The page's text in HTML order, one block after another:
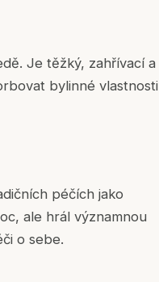
Je těžký, zahřívací a
bylinné vlastnosti
péčích jako
ale hrál významnou
o sebe.